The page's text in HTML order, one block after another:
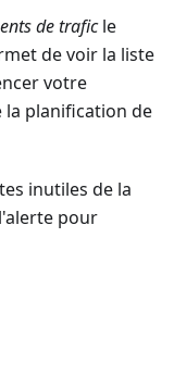
de traficle
de voir la liste
votre
la planification de
inutiles de la
pour